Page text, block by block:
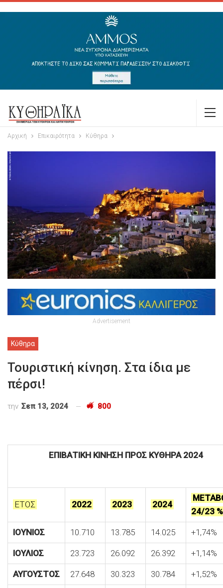
Αρχική Επικαιρότητα Κύθηρα
Advertisement
Κύθηρα
Τουριστική κίνηση. Στα ίδια με
πέρσι!
την Σεπ 13, 2024 800
ΕΠΙΒΑΤΙΚΗ ΚΙΝΗΣΗ ΠΡΟΣ ΚΥΘΗΡΑ 2024
ΕΤΟΣ 2022 2023 2024
24/23 %
ΙΟΥΝΙΟΣ 10.710 13.785 14.025 +1,74%
ΙΟΥΛΙΟΣ 23.723 26.092 26.392 +1,14%
ΑΥΓΟΥΣΤΟΣ 27.648 30.323 30.784 +1,52%